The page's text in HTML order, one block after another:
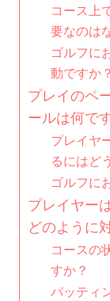
コース上
要なのは
ゴルフに
動ですか？
プレイのペ
ールは何で
プレイヤ
るにはど
ゴルフに
プレイヤー
どのように
コースの
すか？
パッティ